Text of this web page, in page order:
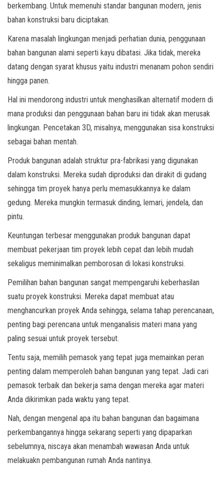
berkembang. Untuk memenuhi standar bangunan modern, jenis
bahan konstruksi baru diciptakan.
Karena masalah lingkungan menjadi perhatian dunia, penggunaan
bahan bangunan alami seperti kayu dibatasi. Jika tidak, mereka
datang dengan syarat khusus yaitu industri menanam pohon sendiri
hingga panen.
Hal ini mendorong industri untuk menghasilkan alternatif modern di
mana produksi dan penggunaan bahan baru ini tidak akan merusak
lingkungan. Pencetakan 3D, misalnya, menggunakan sisa konstruksi
sebagai bahan mentah.
Produk bangunan adalah struktur pra-fabrikasi yang digunakan
dalam konstruksi. Mereka sudah diproduksi dan dirakit di gudang
sehingga tim proyek hanya perlu memasukkannya ke dalam
gedung. Mereka mungkin termasuk dinding, lemari, jendela, dan
pintu.
Keuntungan terbesar menggunakan produk bangunan dapat
membuat pekerjaan tim proyek lebih cepat dan lebih mudah
sekaligus meminimalkan pemborosan di lokasi konstruksi.
Pemilihan bahan bangunan sangat mempengaruhi keberhasilan
suatu proyek konstruksi. Mereka dapat membuat atau
menghancurkan proyek Anda sehingga, selama tahap perencanaan,
penting bagi perencana untuk menganalisis materi mana yang
paling sesuai untuk proyek tersebut.
Tentu saja, memilih pemasok yang tepat juga memainkan peran
penting dalam memperoleh bahan bangunan yang tepat. Jadi cari
pemasok terbaik dan bekerja sama dengan mereka agar materi
Anda dikirimkan pada waktu yang tepat.
Nah, dengan mengenal apa itu bahan bangunan dan bagaimana
perkembangannya hingga sekarang seperti yang dipaparkan
sebelumnya, niscaya akan menambah wawasan Anda untuk
melakuakn pembangunan rumah Anda nantinya.